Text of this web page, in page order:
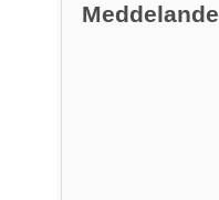
Meddelande